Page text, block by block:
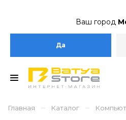
Ваш город
Да
Главная – Каталог –